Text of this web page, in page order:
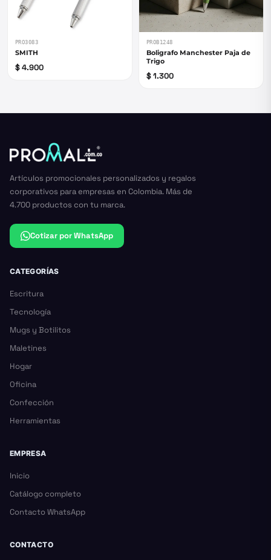
PRO3083
SMITH
$ 4.900
PROB1248
Boligrafo Manchester Paja de
Trigo
$ 1.300
Artículos promocionales personalizados y regalos
corporativos para empresas en Colombia. Más de
4.700 productos con tu marca.
Cotizar por WhatsApp
CATEGORÍAS
Escritura
Tecnología
Mugs y Botilitos
Maletines
Hogar
Oficina
Confección
Herramientas
EMPRESA
Inicio
Catálogo completo
Contacto WhatsApp
CONTACTO